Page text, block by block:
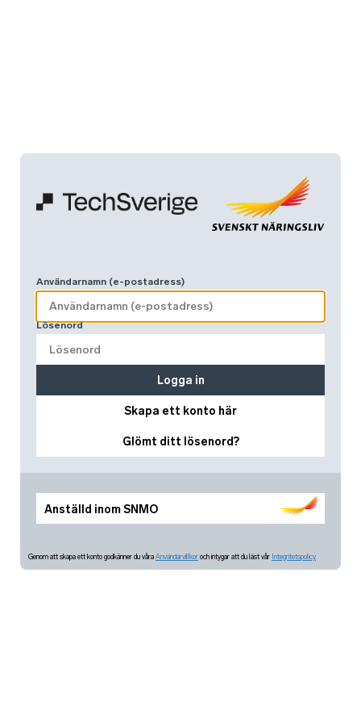
Anställd inom SNMO
Användarnamn (e-postadress)
Lösenord
Skapa ett konto här
Glömt ditt lösenord?
Logga in
Genom att skapa ett konto godkänner du våra Användarvillkor och intygar att du läst vår Integritetspolicy.